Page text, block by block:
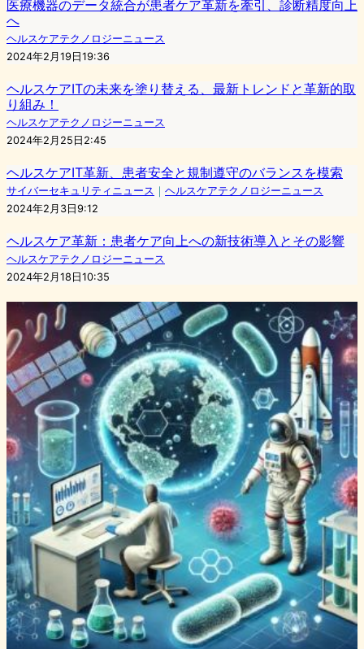
医療機器のデータ統合が患者ケア革新を牽引、診断精度向上
へ
ヘルスケアテクノロジーニュース
2024年2月19日19:36
ヘルスケアITの未来を塗り替える、最新トレンドと革新的取
り組み！
ヘルスケアテクノロジーニュース
2024年2月25日2:45
ヘルスケアIT革新、患者安全と規制遵守のバランスを模索
サイバーセキュリティニュース ｜ ヘルスケアテクノロジーニュース
2024年2月3日9:12
ヘルスケア革新：患者ケア向上への新技術導入とその影響
ヘルスケアテクノロジーニュース
2024年2月18日10:35